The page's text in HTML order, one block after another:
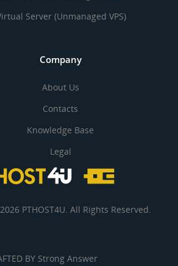
Server (Unmanaged VPS)
Company
About Us
Contacts
Knowledge Base
Legal
PTHOST4U. All Rights Reserved.
BY Strong Answer